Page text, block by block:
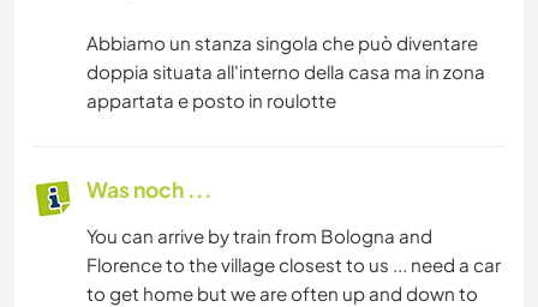
Abbiamo un stanza singola che può diventare
doppia situata all'interno della casa ma in zona
appartata e posto in roulotte
Was noch ...
You can arrive by train from Bologna and
Florence to the village closest to us ... need a car
to get home but we are often up and down to